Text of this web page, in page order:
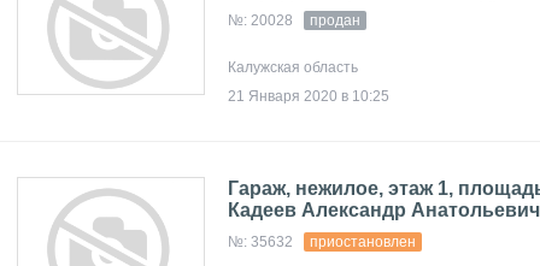
№: 20028 продан
Калужская область
21 Января 2020 в 10:25
Гараж, нежилое, этаж 1,
Кадеев Александр Анатольевич
№: 35632 приостановлен